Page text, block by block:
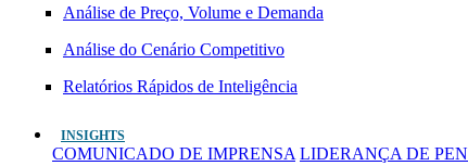
Análise de Preço, Volume e Demanda
Análise do Cenário Competitivo
Relatórios Rápidos de Inteligência
INSIGHTS
COMUNICADO DE IMPRENSA LIDERANÇA DE